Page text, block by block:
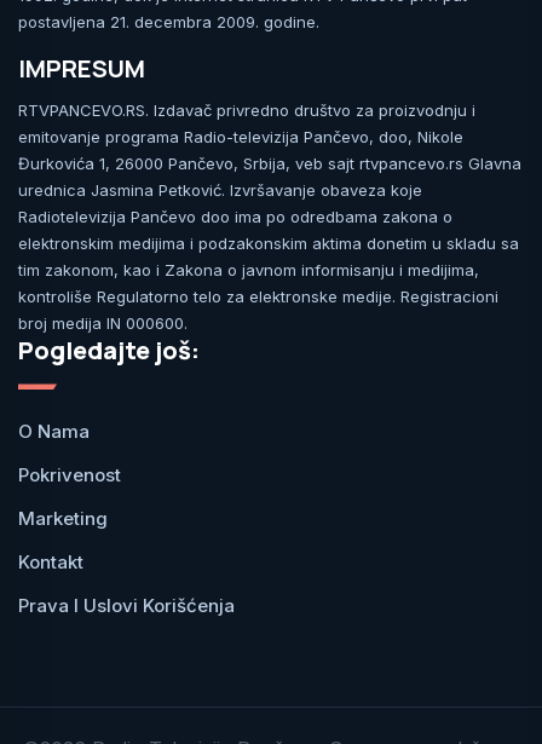
postavljena 21. decembra 2009. godine.
IMPRESUM
RTVPANCEVO.RS. Izdavač privredno društvo za proizvodnju i
emitovanje programa Radio-televizija Pančevo, doo, Nikole
Đurkovića 1, 26000 Pančevo, Srbija, veb sajt rtvpancevo.rs Glavna
urednica Jasmina Petković. Izvršavanje obaveza koje
Radiotelevizija Pančevo doo ima po odredbama zakona o
elektronskim medijima i podzakonskim aktima donetim u skladu sa
tim zakonom, kao i Zakona o javnom informisanju i medijima,
kontroliše Regulatorno telo za elektronske medije. Registracioni
broj medija IN 000600.
Pogledajte još:
O Nama
Pokrivenost
Marketing
Kontakt
Prava I Uslovi Korišćenja